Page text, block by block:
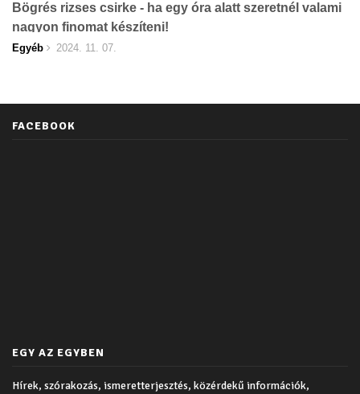
Bögrés rizses csirke - ha egy óra alatt szeretnél valami
nagyon finomat készíteni!
Egyéb 2024. 11. 07.
FACEBOOK
EGY AZ EGYBEN
Hírek, szórakozás, ismeretterjesztés, közérdekű információk,